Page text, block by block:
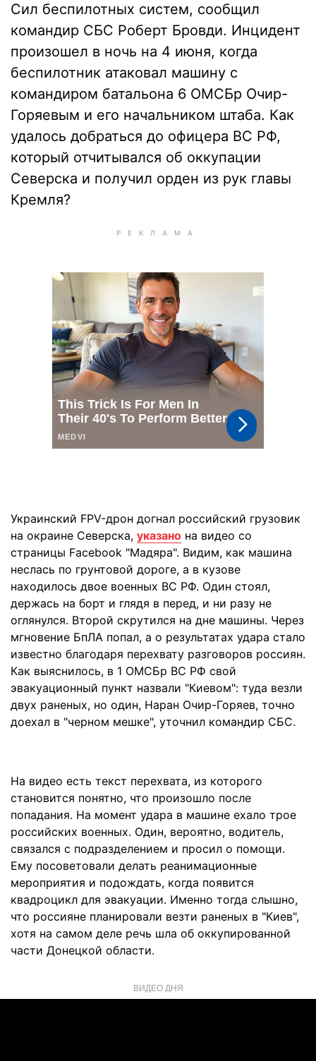
Сил беспилотных систем, сообщил
командир СБС Роберт Бровди. Инцидент
произошел в ночь на 4 июня, когда
беспилотник атаковал машину с
командиром батальона 6 ОМСБр Очир-
Горяевым и его начальником штаба. Как
удалось добраться до офицера ВС РФ,
который отчитывался об оккупации
Северска и получил орден из рук главы
Кремля?
Украинский FPV-дрон догнал российский грузовик
на окраине Северска, указано на видео со
страницы Facebook "Мадяра". Видим, как машина
неслась по грунтовой дороге, а в кузове
находилось двое военных ВС РФ. Один стоял,
держась на борт и глядя в перед, и ни разу не
оглянулся. Второй скрутился на дне машины. Через
мгновение БпЛА попал, а о результатах удара стало
известно благодаря перехвату разговоров россиян.
Как выяснилось, в 1 ОМСБр ВС РФ свой
эвакуационный пункт назвали "Киевом": туда везли
двух раненых, но один, Наран Очир-Горяев, точно
доехал в "черном мешке", уточнил командир СБС.
На видео есть текст перехвата, из которого
становится понятно, что произошло после
попадания. На момент удара в машине ехало трое
российских военных. Один, вероятно, водитель,
связался с подразделением и просил о помощи.
Ему посоветовали делать реанимационные
мероприятия и подождать, когда появится
квадроцикл для эвакуации. Именно тогда слышно,
что россияне планировали везти раненых в "Киев",
хотя на самом деле речь шла об оккупированной
части Донецкой области.
ВИДЕО ДНЯ